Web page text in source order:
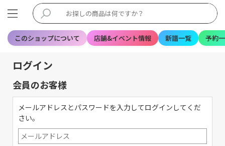
このショップについて 店舗&イベント情報 新譜一覧 予約
ログイン
会員のお客様
メールアドレスとパスワードを入力してログインしてくだ
さい。